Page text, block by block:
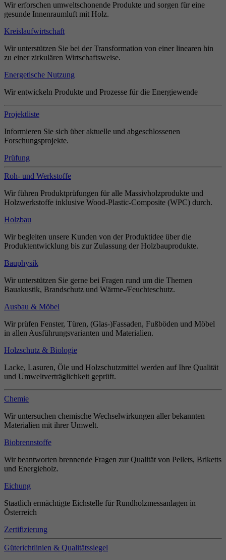
Wir erforschen umweltschonende Produkte und sorgen für eine
gesunde Innenraumluft mit Holz.
Kreislaufwirtschaft
Wir unterstützen Sie bei der Transformation von einer linearen hin
zu einer zirkulären Wirtschaftsweise.
Energetische Nutzung
Wir entwickeln Produkte und Prozesse für die Energiewende
Projektliste
Informieren Sie sich über aktuelle und abgeschlossenen
Forschungsprojekte.
Prüfung
Roh- und Werkstoffe
Wir führen Produktprüfungen für alle Massivholzprodukte und
Holzwerkstoffe inklusive Wood-Plastic-Composite (WPC) durch.
Holzbau
Wir begleiten unsere Kunden von der Produktidee über die
Produktentwicklung bis zur Zulassung der Holzbauprodukte.
Bauphysik
Wir unterstützen Sie gerne bei Fragen rund um die Themen
Bauakustik, Brandschutz und Wärme-/Feuchteschutz.
Ausbau & Möbel
Wir prüfen Fenster, Türen, (Glas-)Fassaden, Fußböden und Möbel
in allen Ausführungsvarianten und Materialien.
Holzschutz & Biologie
Lacke, Lasuren, Öle und Holzschutzmittel werden auf Ihre Qualität
und Umweltverträglichkeit geprüft.
Chemie
Wir untersuchen chemische Wechselwirkungen aller bekannten
Materialien mit ihrer Umwelt.
Biobrennstoffe
Wir beantworten brennende Fragen zur Qualität von Pellets, Briketts
und Energieholz.
Eichung
Staatlich ermächtigte Eichstelle für Rundholzmessanlagen in
Österreich
Zertifizierung
Güterichtlinien & Qualitätssiegel